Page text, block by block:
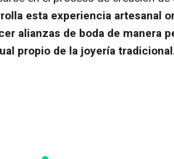
esta experiencia artesanal
alianzas de boda de manera
propio de la joyería